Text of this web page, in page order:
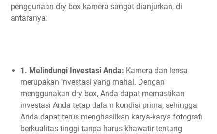
penggunaan dry box kamera sangat dianjurkan, di
antaranya:
1. Melindungi Investasi Anda: Kamera dan lensa
merupakan investasi yang mahal. Dengan
menggunakan dry box, Anda dapat memastikan
investasi Anda tetap dalam kondisi prima, sehingga
Anda dapat terus menghasilkan karya-karya fotografi
berkualitas tinggi tanpa harus khawatir tentang